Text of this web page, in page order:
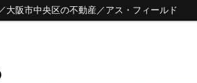
大阪市中央区の不動産／アス・フィールド